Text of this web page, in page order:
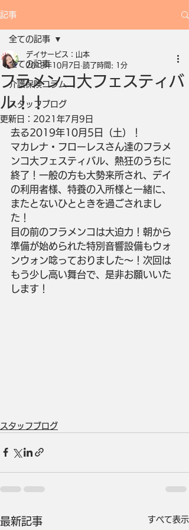
記事
全ての記事
介護保険コラム
スタッフブログ
全ての記事
フラメンコ大フェスティバ
ル！！
デイサービス：山本
2019年10月7日 読了時間: 1分
更新日： 2021年7月9日
去る2019年10月5日（土）！
マカレナ・フローレスさん達のフラメ
ンコ大フェスティバル、熱狂のうちに
終了！一般の方も大勢来所され、デイ
の利用者様、特養の入所様と一緒に、
またとないひとときを過ごされまし
た！
目の前のフラメンコは大迫力！朝から
準備が始められた特別音響設備もウォ
ンウォン唸っておりました〜！次回は
もう少し高い舞台で、是非お願いいた
します！
スタッフブログ
最新記事 すべて表示